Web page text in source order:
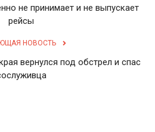
не принимает и не выпускает
рейсы
НОВОСТЬ
вернулся под обстрел и спас